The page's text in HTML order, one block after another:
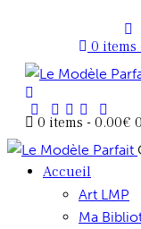
0 items
0 items - 0.00€ 0
Accueil
Art LMP
Ma